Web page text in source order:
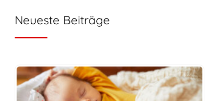
Neueste Beiträge